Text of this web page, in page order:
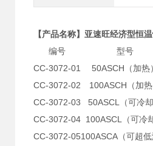
【产品名称】亚速旺经济型
编号
型号
CC-3072-01
50ASCH（加热）
CC-3072-02
100ASCH（加热
CC-3072-03
50ASCL（可冷却
CC-3072-04 100ASCL（可冷
CC-3072-05100ASCA（可超低